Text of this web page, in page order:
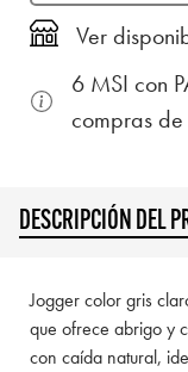
Ver
6 MSI con
compras
DESCRIPCIÓN DEL
Jogger color gris
que ofrece abrigo y
con caída natural,